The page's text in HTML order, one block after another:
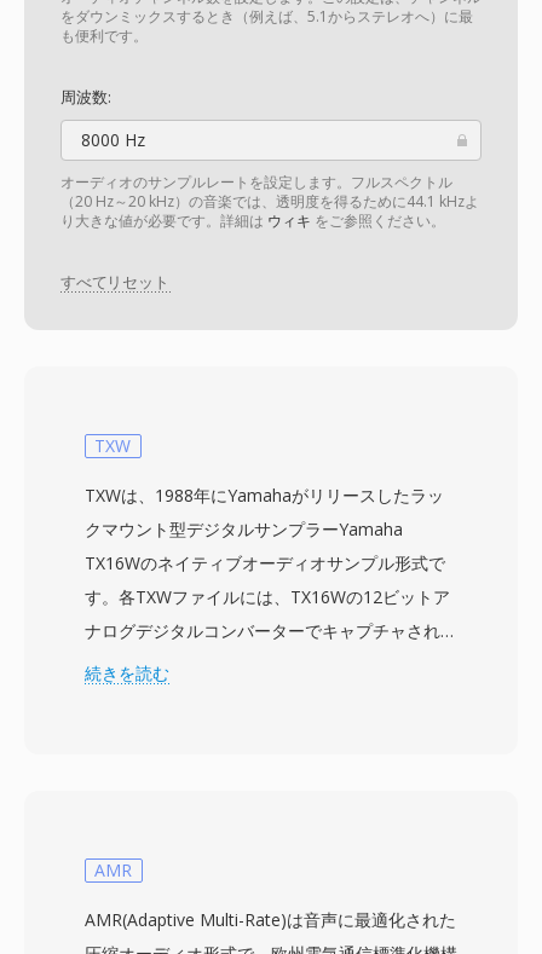
をダウンミックスするとき（例えば、5.1からステレオへ）に最
も便利です。
周波数:
8000 Hz
オーディオのサンプルレートを設定します。フルスペクトル
（20 Hz～20 kHz）の音楽では、透明度を得るために44.1 kHzよ
り大きな値が必要です。詳細は ウィキ をご参照ください。
すべてリセット
TXW
TXWは、1988年にYamahaがリリースしたラッ
クマウント型デジタルサンプラーYamaha
TX16Wのネイティブオーディオサンプル形式で
す。各TXWファイルには、TX16Wの12ビットア
ナログデジタルコンバーターでキャプチャされた
単一のオーディオサンプルが格納され、選択可能
ロッピーディスクからの高速ロード用に構造化さ
TX16Wはサンプリングされた素材に独特のウォ
続きを読む
AMR
AMR(Adaptive Multi-Rate)は音声に最適化された